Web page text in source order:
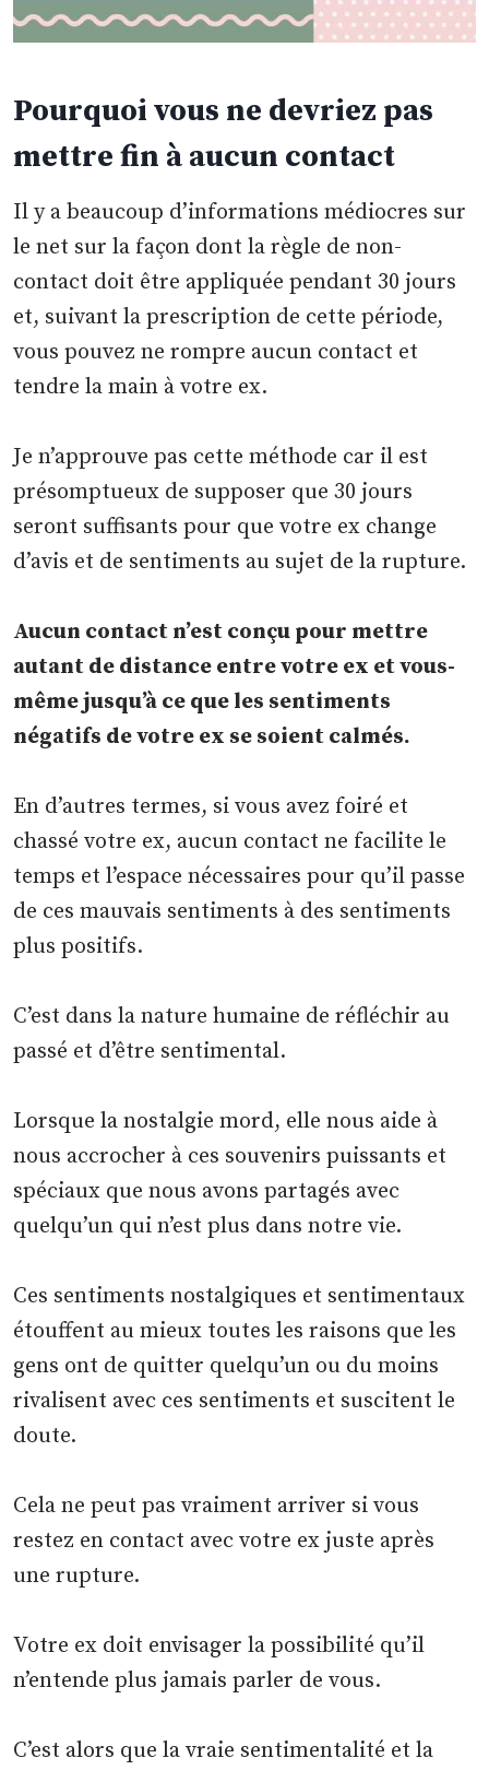
Pourquoi vous ne devriez pas
mettre fin à aucun contact
Il y a beaucoup d’informations médiocres sur
le net sur la façon dont la règle de non-
contact doit être appliquée pendant 30 jours
et, suivant la prescription de cette période,
vous pouvez ne rompre aucun contact et
tendre la main à votre ex.
Je n’approuve pas cette méthode car il est
présomptueux de supposer que 30 jours
seront suffisants pour que votre ex change
d’avis et de sentiments au sujet de la rupture.
Aucun contact n’est conçu pour mettre
autant de distance entre votre ex et vous-
même jusqu’à ce que les sentiments
négatifs de votre ex se soient calmés.
En d’autres termes, si vous avez foiré et
chassé votre ex, aucun contact ne facilite le
temps et l’espace nécessaires pour qu’il passe
de ces mauvais sentiments à des sentiments
plus positifs.
C’est dans la nature humaine de réfléchir au
passé et d’être sentimental.
Lorsque la nostalgie mord, elle nous aide à
nous accrocher à ces souvenirs puissants et
spéciaux que nous avons partagés avec
quelqu’un qui n’est plus dans notre vie.
Ces sentiments nostalgiques et sentimentaux
étouffent au mieux toutes les raisons que les
gens ont de quitter quelqu’un ou du moins
rivalisent avec ces sentiments et suscitent le
doute.
Cela ne peut pas vraiment arriver si vous
restez en contact avec votre ex juste après
une rupture.
Votre ex doit envisager la possibilité qu’il
n’entende plus jamais parler de vous.
C’est alors que la vraie sentimentalité et la